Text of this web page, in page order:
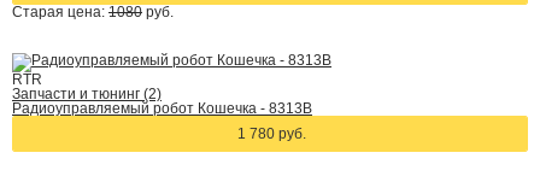
Старая цена: 1080 руб.
RTR
Запчасти и тюнинг (2)
Радиоуправляемый робот Кошечка - 8313B
1 780 руб.